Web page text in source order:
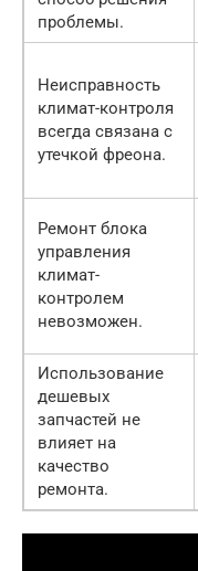
проблемы.
Неисправность
климат-контроля
всегда связана с
утечкой фреона.
Ремонт блока
управления
климат-
контролем
невозможен.
Использование
дешевых
запчастей не
влияет на
качество
ремонта.